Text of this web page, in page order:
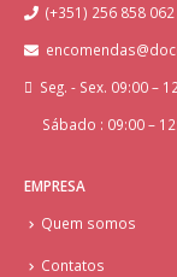
(+351) 256 858
Seg. - Sex. 09:00 –
Sábado : 09:00 –
EMPRESA
Quem somos
Contatos